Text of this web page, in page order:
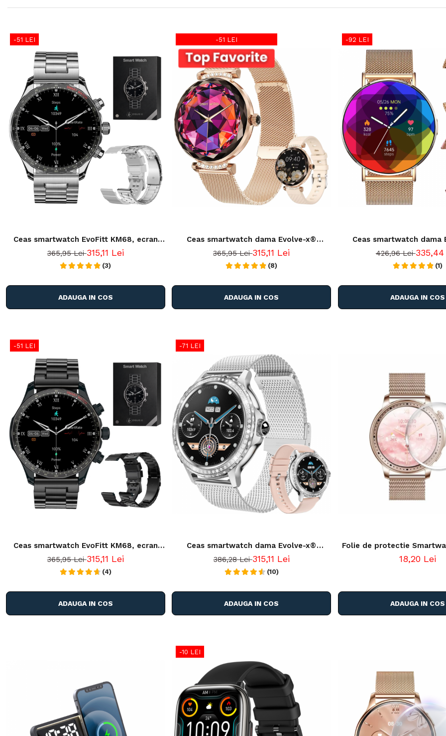
-51 LEI
Ceas smartwatch EvoFitt KM68, ecran
AMOLED, Apeluri si mesaje bluetooth,
Functii monitorizare Ritm cardiac, Somn,
Nivel oxigen, Tensiune si Calorii, Asistent
365,95 Lei315,11 Lei
(3)
ADAUGA IN COS
-51 LEI
Ceas smartwatch dama Evolve-x®
EvoFitt7, Apeluri si mesaje bluetooth,
Functii monitorizare Ritm cardiac, Somn,
Nivel oxigen, Tensiune si Calorii, Asistent
365,95 Lei315,11 Lei
(8)
ADAUGA IN COS
-92 LEI
Ceas smartwatch dama
EvoWatch10 PRO, Apeluri
bluetooth, Monitorizare
426,96 Lei
(1)
ADAUGA IN COS
-51 LEI
Ceas smartwatch EvoFitt KM68, ecran
AMOLED, Apeluri si mesaje bluetooth,
Functii monitorizare Ritm cardiac, Somn,
Nivel oxigen, Tensiune si Calorii, Asistent
365,95 Lei315,11 Lei
(4)
ADAUGA IN COS
-71 LEI
Ceas smartwatch dama Evolve-x®
EvoWatch 9 cu Apeluri si mesaje
bluetooth, Monitorizare sanatate si
Asistent vocal, 2 bratari incluse
386,28 Lei315,11 Lei
(10)
ADAUGA IN COS
Folie de protectie
34mm, display rotund,
18,20 Lei
ADAUGA IN COS
-10 LEI